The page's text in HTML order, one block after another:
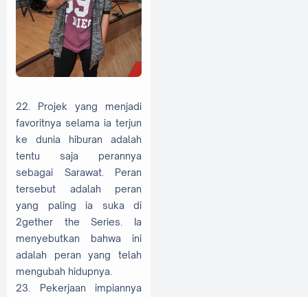
22. Projek yang menjadi
favoritnya selama ia terjun
ke dunia hiburan adalah
tentu saja perannya
sebagai Sarawat. Peran
tersebut adalah peran
yang paling ia suka di
2gether the Series. Ia
menyebutkan bahwa ini
adalah peran yang telah
mengubah hidupnya.
23. Pekerjaan impiannya